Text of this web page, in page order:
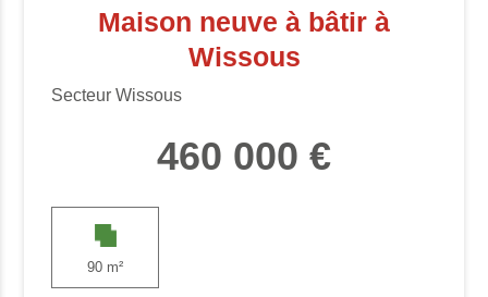
Maison neuve à bâtir à
Wissous
Secteur Wissous
460 000 €
90 m²